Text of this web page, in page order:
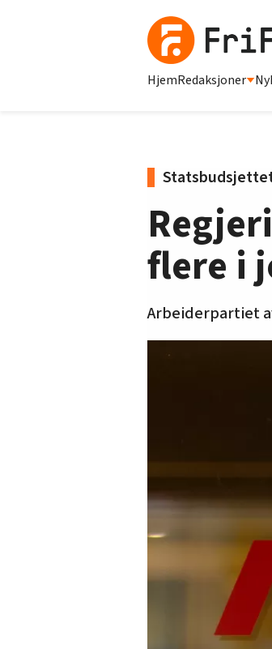
HjemRedaksjoner
flere i
Arbeiderpartiet